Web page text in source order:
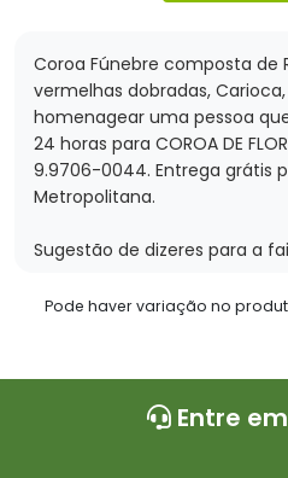
Coroa Fúnebre composta de
vermelhas dobradas, Carioca,
homenagear uma pessoa
24 horas para COROA DE
9.9706-0044. Entrega grátis
Metropolitana.
Sugestão de dizeres para a
De empresas:
“Com carinho, sinceros
Pode haver variação no
Entre